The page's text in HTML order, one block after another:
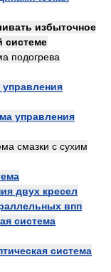
избыточное
системе
подогрева
управления
управления
смазки с сухим
двух кресел
впп
система
система